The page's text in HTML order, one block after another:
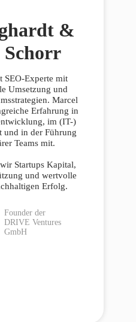
&
SEO-Experte mit
Umsetzung und
Marcel
Erfahrung in
im (IT-)
und in der Führung
Teams mit.
Startups Kapital,
und wertvolle
Erfolg.
Founder der
DRIVE Ventures
GmbH